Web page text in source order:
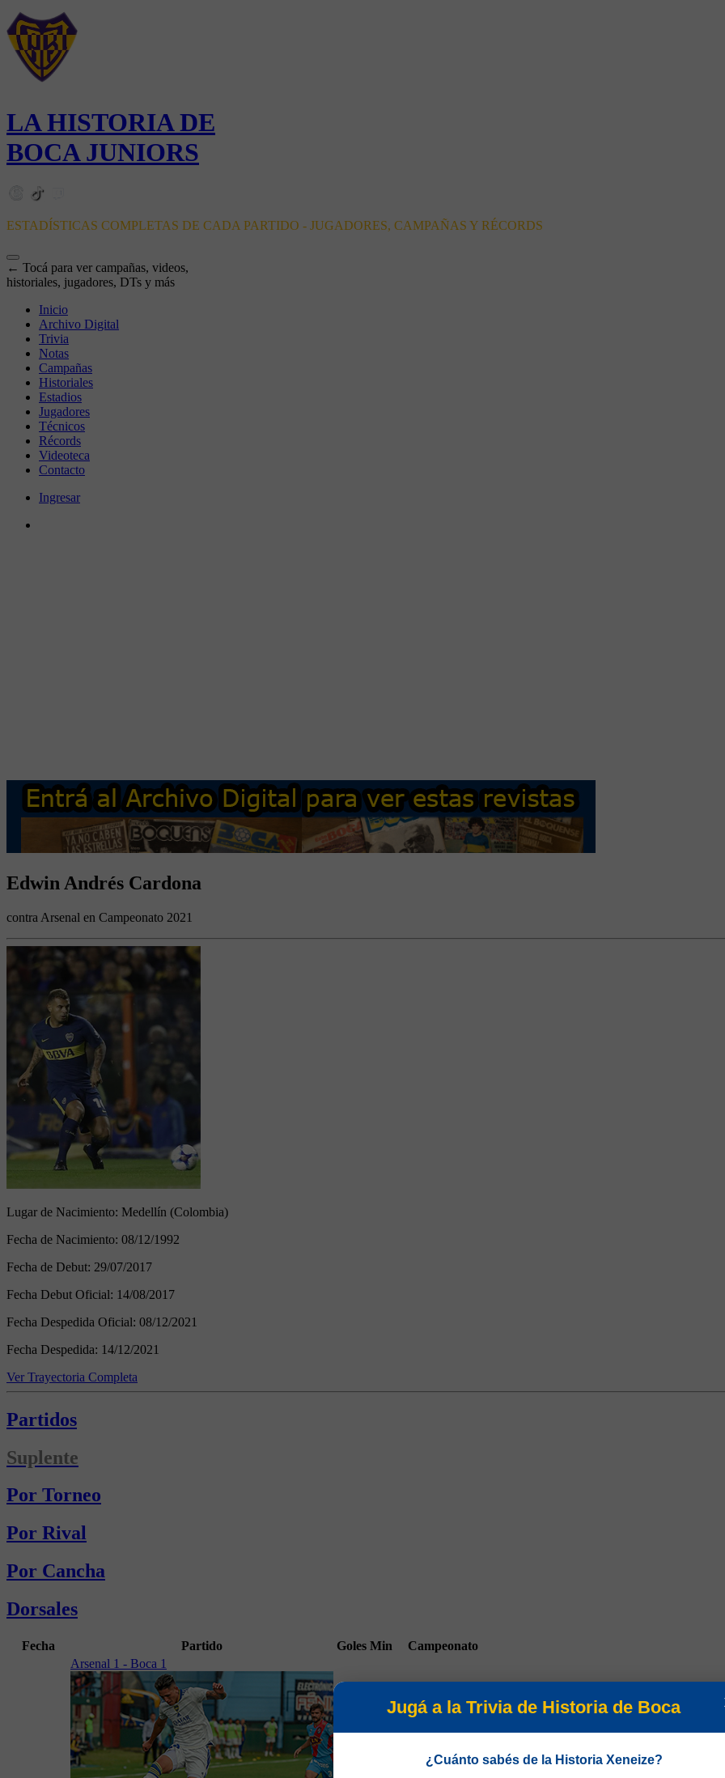
LA HISTORIA DE
BOCA JUNIORS
ESTADÍSTICAS COMPLETAS DE CADA PARTIDO - JUGADORES, CAMPAÑAS Y RÉCORDS
← Tocá para ver campañas, videos,
historiales, jugadores, DTs y más
Inicio
Archivo Digital
Trivia
Notas
Campañas
Historiales
Estadios
Jugadores
Técnicos
Récords
Videoteca
Contacto
Ingresar
Edwin Andrés Cardona
contra Arsenal en Campeonato 2021
Lugar de Nacimiento: Medellín (Colombia)
Fecha de Nacimiento: 08/12/1992
Fecha de Debut: 29/07/2017
Fecha Debut Oficial: 14/08/2017
Fecha Despedida Oficial: 08/12/2021
Fecha Despedida: 14/12/2021
Ver Trayectoria Completa
Partidos
Suplente
Por Torneo
Por Rival
Por Cancha
Dorsales
Fecha Partido Goles Min Campeonato
Arsenal 1 - Boca 1
Jugá a la Trivia de Historia de Boca
¿Cuánto sabés de la Historia Xeneize?